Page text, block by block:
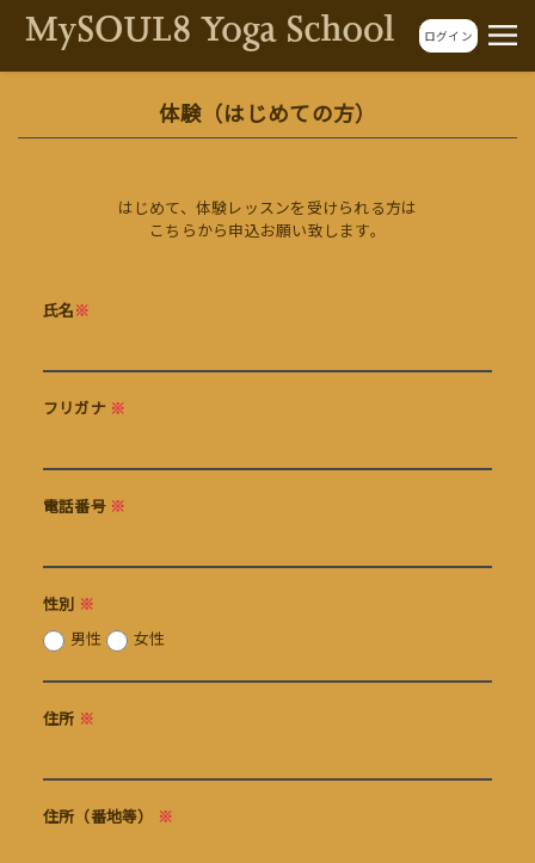
ログイン
体験（はじめての方）
はじめて、体験レッスンを受けられる方は
こちらから申込お願い致します。
氏名※
フリガナ ※
電話番号 ※
性別 ※
男性
女性
住所 ※
住所（番地等） ※